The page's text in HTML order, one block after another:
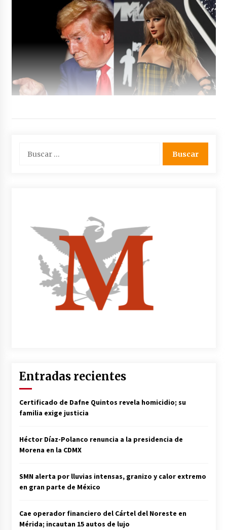
Entradas recientes
Certificado de Dafne Quintos revela homicidio; su
familia exige justicia
Héctor Díaz-Polanco renuncia a la presidencia de
Morena en la CDMX
SMN alerta por lluvias intensas, granizo y calor extremo
en gran parte de México
Cae operador financiero del Cártel del Noreste en
Mérida; incautan 15 autos de lujo